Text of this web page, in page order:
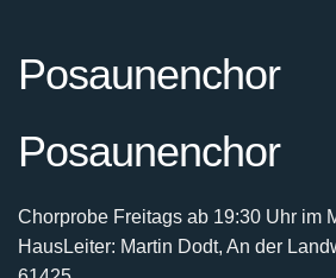
Posaunenchor
Posaunenchor
Chorprobe Freitags ab 19:30 Uhr im
HausLeiter: Martin Dodt, An der